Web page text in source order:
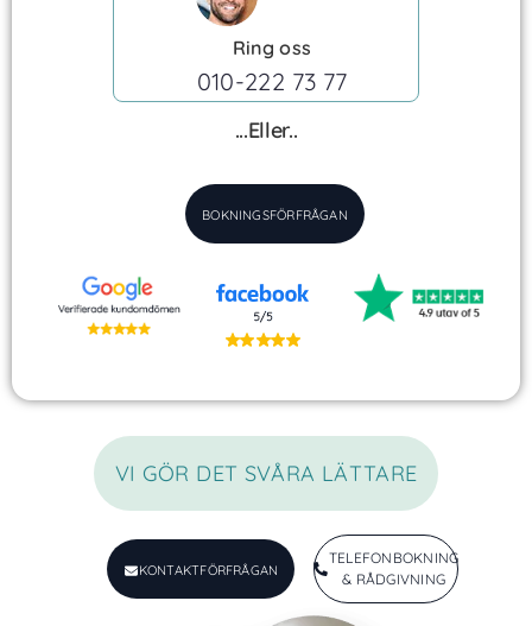
Ring oss
010-222 73 77
...Eller..
BOKNINGSFÖRFRÅGAN
VI GÖR DET SVÅRA LÄTTARE
KONTAKTFÖRFRÅGAN
TELEFONBOKNING
& RÅDGIVNING